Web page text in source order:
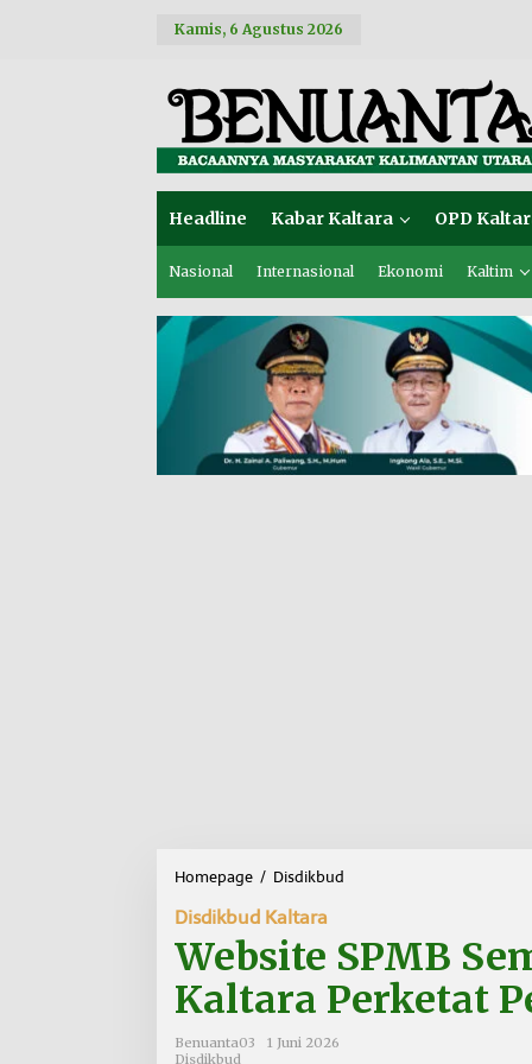
Kamis, 6 Agustus 2026
Headline Kabar Kaltara OPD
Nasional Internasional Ekonomi Kaltim
Homepage / Disdikbud
s
i
t
e
Disdikbud Kaltara
Website SPMB
Kaltara Perketat
Benuanta03
1 Juni 2026
Disdikbud